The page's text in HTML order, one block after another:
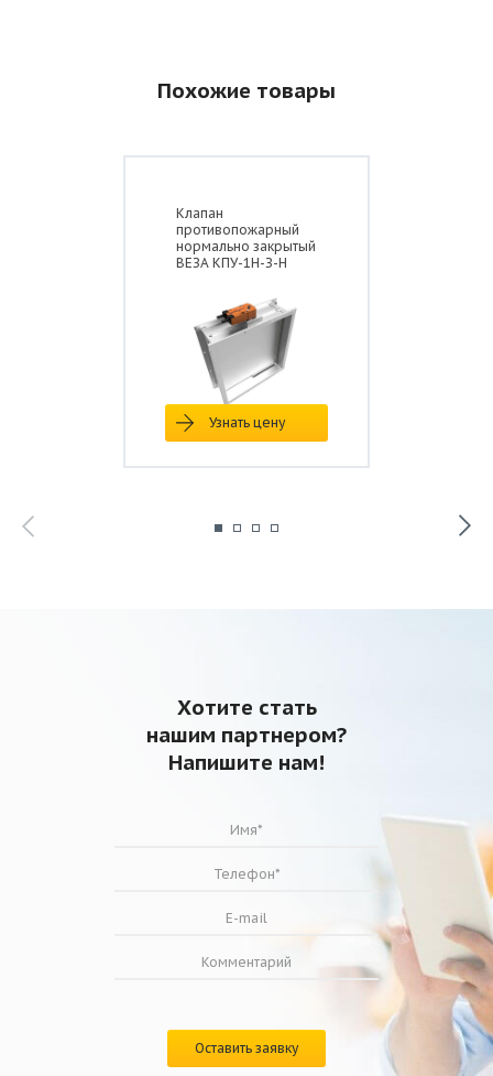
Похожие товары
Клапан
противопожарный
нормально закрытый
ВЕЗА КПУ-1Н-З-Н
Узнать цену
Хотите стать
нашим партнером?
Напишите нам!
Оставить заявку